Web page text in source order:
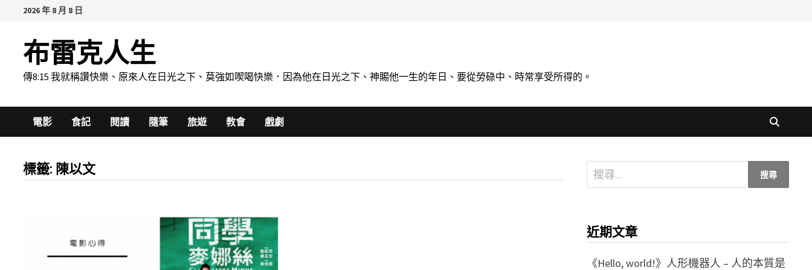
content
2026 年 8 月 8 日
布雷克人生
傳8:15 我就稱讚快樂、原來人在日光之下、莫強如喫喝快樂．因為他在日光之下、神賜他一生的年日、要從勞碌中、時常享受所得的。
電影 食記 閱讀 隨筆 旅遊 教會 戲劇
標籤: 陳以文
搜
尋
字:
近期文章
《Hello, world!》人形機器人 – 人的本質是